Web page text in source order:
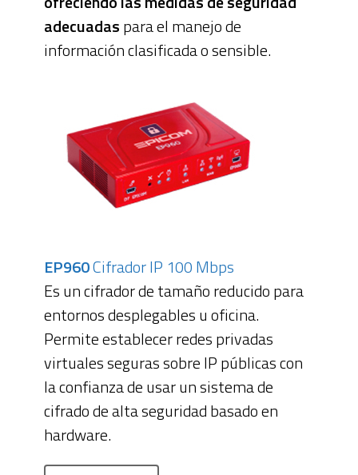
adecuadaspara el manejo de
información clasificada o sensible.
EP960Cifrador IP 100 Mbps
Es un cifrador de tamaño reducido para
entornos desplegables u oficina.
Permite establecer redes privadas
virtuales seguras sobre IP públicas con
la confianza de usar un sistema de
cifrado de alta seguridad basado en
hardware.